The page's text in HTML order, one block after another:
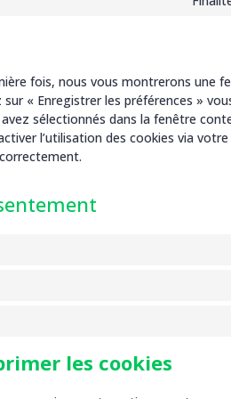
fois, nous vous montrerons une
« Enregistrer les préférences »
sélectionnés dans la fenêtre
l’utilisation des cookies via
les cookies